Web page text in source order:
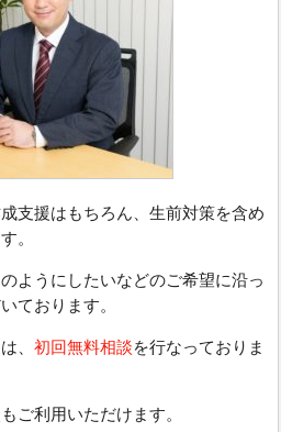
支援はもちろん、生前対策を含め
。
ようにしたいなどのご希望に沿っ
ております。
、 初回無料相談を行なっておりま
もご利用いただけます。